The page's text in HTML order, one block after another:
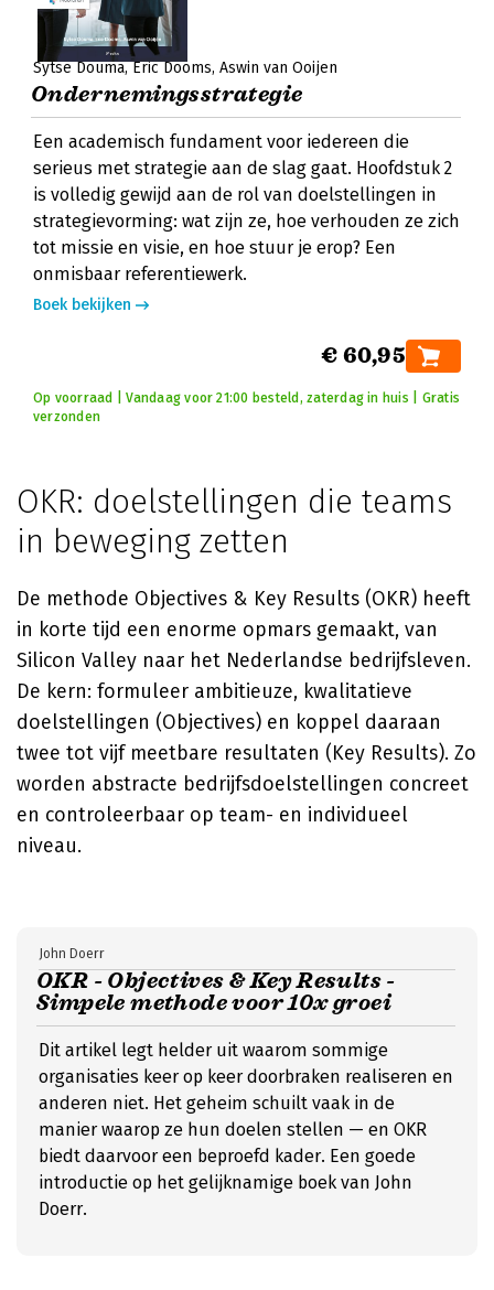
Sytse Douma Eric Dooms Aswin van Ooijen
Ondernemingsstrategie
Een academisch fundament voor iedereen die
serieus met strategie aan de slag gaat. Hoofdstuk 2
is volledig gewijd aan de rol van doelstellingen in
strategievorming: wat zijn ze, hoe verhouden ze zich
tot missie en visie, en hoe stuur je erop? Een
onmisbaar referentiewerk.
Boek bekijken
€ 60,95
Op voorraad | Vandaag voor 21:00 besteld, zaterdag in huis | Gratis
verzonden
OKR: doelstellingen die teams
in beweging zetten
De methode Objectives & Key Results (OKR) heeft
in korte tijd een enorme opmars gemaakt, van
Silicon Valley naar het Nederlandse bedrijfsleven.
De kern: formuleer ambitieuze, kwalitatieve
doelstellingen (Objectives) en koppel daaraan
twee tot vijf meetbare resultaten (Key Results). Zo
worden abstracte bedrijfsdoelstellingen concreet
en controleerbaar op team- en individueel
niveau.
OKR - Objectives & Key Results -
Simpele methode voor 10x groei
John Doerr
Dit artikel legt helder uit waarom sommige
organisaties keer op keer doorbraken realiseren en
anderen niet. Het geheim schuilt vaak in de
manier waarop ze hun doelen stellen — en OKR
biedt daarvoor een beproefd kader. Een goede
introductie op het gelijknamige boek van John
Doerr.